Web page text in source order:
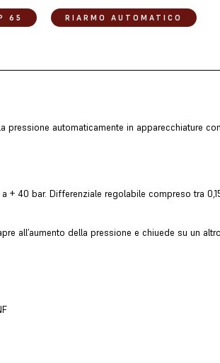
65 RIARMO AUTOMATICO
automaticamente in apparecchiature
40 bar. Differenziale regolabile compreso tra
all’aumento della pressione e chiuede su un